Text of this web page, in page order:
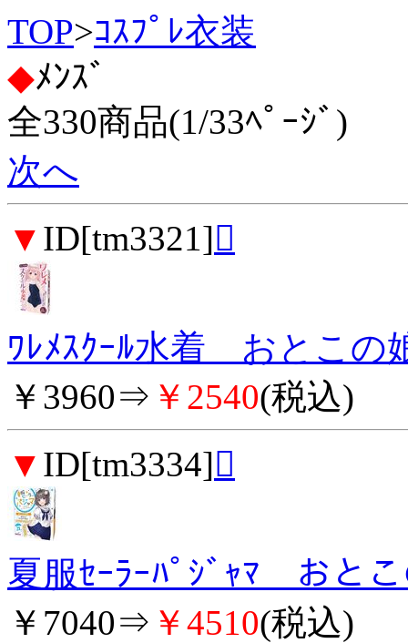
TOP>ｺｽﾌﾟﾚ衣装
◆ﾒﾝｽﾞ
全330商品(1/33ﾍﾟｰｼﾞ)
次へ
▼ ID[tm3321]
ﾜﾚﾒｽｸｰﾙ水着 おとこの
￥3960⇒ ￥2540(税込)
▼ ID[tm3334]
夏服ｾｰﾗｰﾊﾟｼﾞｬﾏ おと
￥7040⇒ ￥4510(税込)